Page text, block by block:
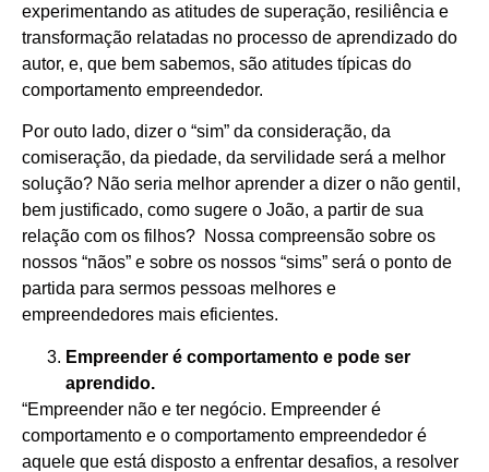
experimentando as atitudes de superação, resiliência e
transformação relatadas no processo de aprendizado do
autor, e, que bem sabemos, são atitudes típicas do
comportamento empreendedor.
Por outo lado, dizer o “sim” da consideração, da
comiseração, da piedade, da servilidade será a melhor
solução? Não seria melhor aprender a dizer o não gentil,
bem justificado, como sugere o João, a partir de sua
relação com os filhos? Nossa compreensão sobre os
nossos “nãos” e sobre os nossos “sims” será o ponto de
partida para sermos pessoas melhores e
empreendedores mais eficientes.
Empreender é comportamento e pode ser
aprendido.
“Empreender não e ter negócio. Empreender é
comportamento e o comportamento empreendedor é
aquele que está disposto a enfrentar desafios, a resolver